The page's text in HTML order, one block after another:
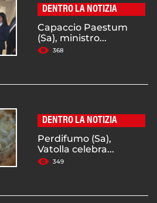
DENTRO LA NOTIZIA
Capaccio Paestum
(Sa), ministro...
368
DENTRO LA NOTIZIA
Perdifumo (Sa),
Vatolla celebra...
349